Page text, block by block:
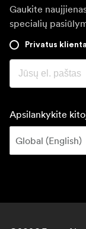
Gaukite
specialių
Privatus
Apsilankykite